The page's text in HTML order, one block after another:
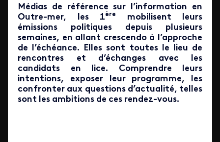
Médias de référence sur l’information en
Outre-mer, les 1ère
mobilisent leurs
émissions politiques depuis plusieurs
semaines, en allant crescendo à l’approche
de l’échéance. Elles sont toutes le lieu de
rencontres et d’échanges avec les
candidats en lice. Comprendre leurs
intentions, exposer leur programme, les
confronter aux questions d’actualité, telles
sont les ambitions de ces rendez-vous.